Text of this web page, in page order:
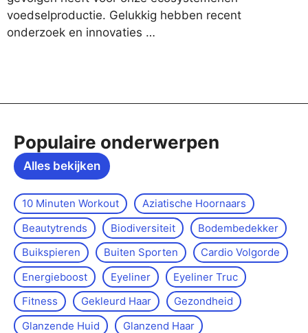
voedselproductie. Gelukkig hebben recent
onderzoek en innovaties …
Populaire onderwerpen
Alles bekijken
10 Minuten Workout
Aziatische Hoornaars
Beautytrends
Biodiversiteit
Bodembedekker
Buikspieren
Buiten Sporten
Cardio Volgorde
Energieboost
Eyeliner
Eyeliner Truc
Fitness
Gekleurd Haar
Gezondheid
Glanzende Huid
Glanzend Haar